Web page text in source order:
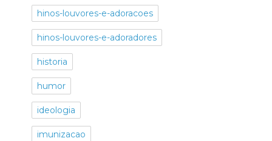
hinos-louvores-e-adoracoes
hinos-louvores-e-adoradores
historia
humor
ideologia
imunizacao